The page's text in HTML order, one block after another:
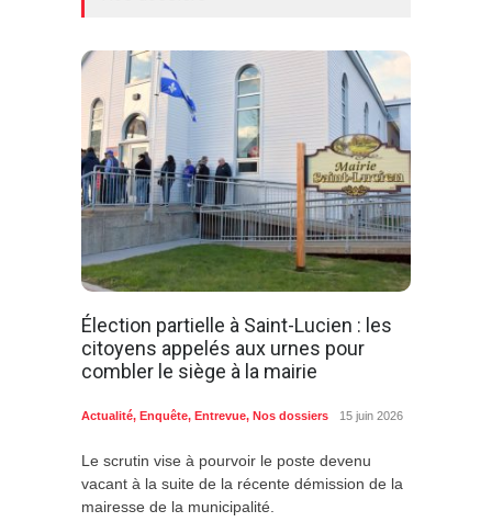
Élection partielle à Saint-Lucien : les
citoyens appelés aux urnes pour
combler le siège à la mairie
Actualité, Enquête, Entrevue, Nos dossiers 15 juin 2026
Le scrutin vise à pourvoir le poste devenu
vacant à la suite de la récente démission de la
mairesse de la municipalité.